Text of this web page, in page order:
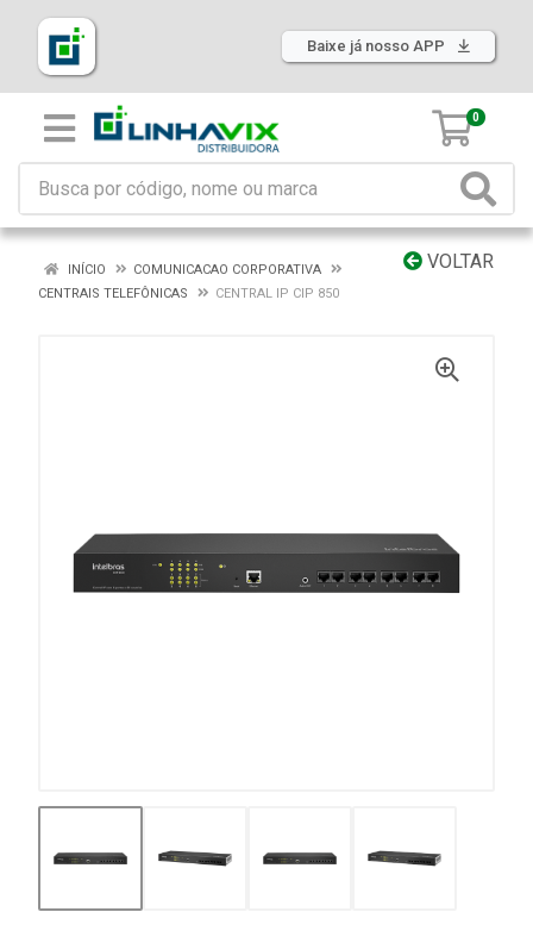
Baixe já nosso APP
0
VOLTAR
INÍCIO
COMUNICACAO CORPORATIVA
CENTRAIS TELEFÔNICAS
CENTRAL IP CIP 850